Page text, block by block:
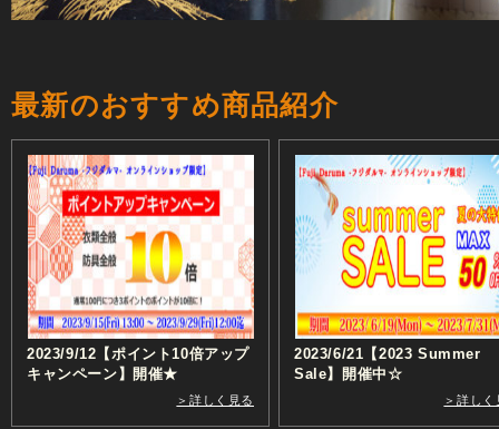
最新のおすすめ商品紹介
2023/9/12【ポイント10倍アップ
キャンペーン】開催★
＞詳しく見る
2023/6/21【2023 Summer
Sale】開催中☆
＞詳しく